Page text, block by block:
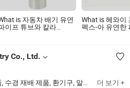
is 자동차 배기 유연
이프 튜브와 칼라
What is 헤와이
펙스-아 유연한
Co., Ltd.
유연한 덕트, HVAC 공기 부품, 수경 재배 제품, 환기구, 알루미늄 테이프, 공기 필터, 덕트 팬, 반사 필름 더 보기 +